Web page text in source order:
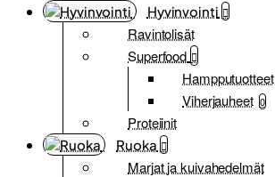
Hyvinvointi
Ravintolisät
Superfood
Hampputuotteet
Viherjauheet 0
Proteiinit
Ruoka
Marjat ja kuivahedelmät